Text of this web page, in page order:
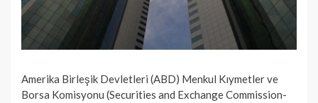
Amerika Birleşik Devletleri (ABD) Menkul Kıymetler ve
Borsa Komisyonu (Securities and Exchange Commission-